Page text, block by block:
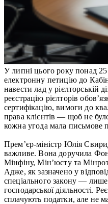
У липні цього року понад
електронну петицію до
навести лад у рієлторській
реєстрацію рієлторів
сертифікацію, вимоги до
права клієнтів — щоб не
кожна угода мала письмове
Прем’єр-міністр Юлія
важливе. Вона доручила
Мінфіну, Мін’юсту та
Адже, як зазначено у
спеціального закону —
господарської діяльності.
сплачують податки, але не